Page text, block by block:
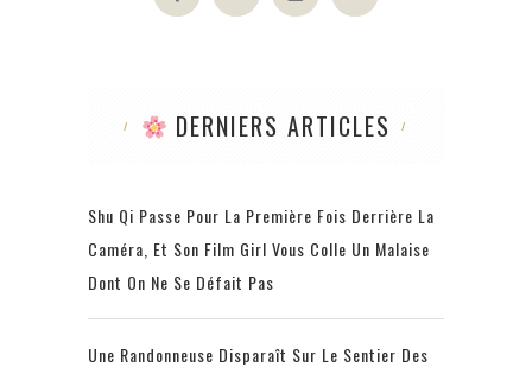
DERNIERS ARTICLES
Shu Qi Passe Pour La Première Fois Derrière La
Caméra, Et Son Film Girl Vous Colle Un Malaise
Dont On Ne Se Défait Pas
Une Randonneuse Disparaît Sur Le Sentier Des